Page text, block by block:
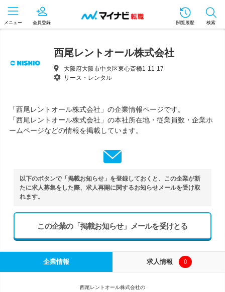
メニュー 会員登録 閲覧履歴 検索
西尾レントオール株式会社
大阪府大阪市中央区東心斎橋1-11-17
リース・レンタル
「西尾レントオール株式会社」の企業情報ページです。
「西尾レントオール株式会社」の本社所在地・従業員数・企業ホ
ームページなどの情報を掲載しています。
以下のボタンで「掲載お知らせ」を登録しておくと、この企業が新
たに求人募集をした際、求人再開に関するお知らせメールを受け取
れます。
この企業の「掲載お知らせ」メールを受けとる
企業情報 求人情報 0
西尾レントオール株式会社の